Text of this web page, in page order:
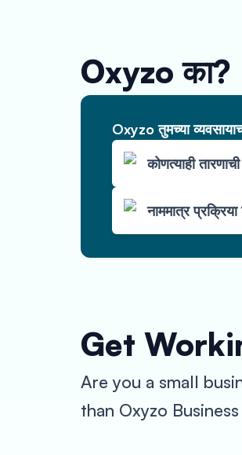
Oxyzo का?
Oxyzo तुमच्या
कोणत्याही
नाममात्र
Get
Are you a small
than Oxyzo